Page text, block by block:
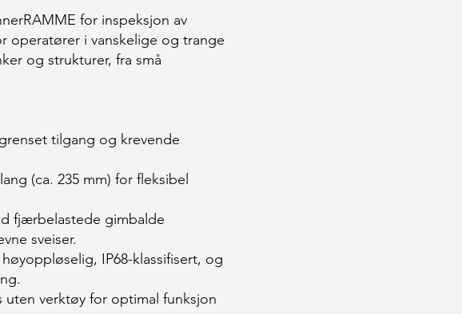
for inspeksjon av
operatører i vanskelige og trange
og strukturer, fra små
tilgang og krevende
(ca. 235 mm) for fleksibel
fjærbelastede gimbalde
sveiser.
IP68-klassifisert, og
uten verktøy for optimal funksjon